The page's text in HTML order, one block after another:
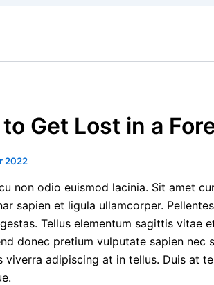
Get Lost in a
2022
non odio euismod lacinia. Sit amet
sapien et ligula ullamcorper.
Tellus elementum sagittis vitae
donec pretium vulputate sapien nec
viverra adipiscing at in tellus. Duis at